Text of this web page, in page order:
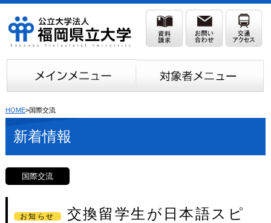
HOME>国際交流
新着情報
国際交流
お知らせ
交換留学生が日本語スピ